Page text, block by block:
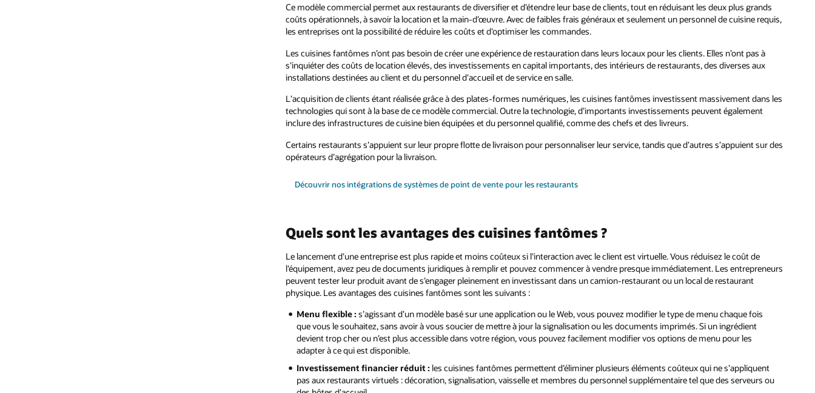
Ce modèle commercial permet aux restaurants de diversifier et d’étendre leur base de clients, tout en réduisant les deux plus grands
coûts opérationnels, à savoir la location et la main-d’œuvre. Avec de faibles frais généraux et seulement un personnel de cuisine requis,
les entreprises ont la possibilité de réduire les coûts et d’optimiser les commandes.
Les cuisines fantômes n’ont pas besoin de créer une expérience de restauration dans leurs locaux pour les clients. Elles n’ont pas à
s’inquiéter des coûts de location élevés, des investissements en capital importants, des intérieurs de restaurants, des diverses aux
installations destinées au client et du personnel d’accueil et de service en salle.
L’acquisition de clients étant réalisée grâce à des plates-formes numériques, les cuisines fantômes investissent massivement dans les
technologies qui sont à la base de ce modèle commercial. Outre la technologie, d’importants investissements peuvent également
inclure des infrastructures de cuisine bien équipées et du personnel qualifié, comme des chefs et des livreurs.
Certains restaurants s’appuient sur leur propre flotte de livraison pour personnaliser leur service, tandis que d’autres s’appuient sur des
opérateurs d’agrégation pour la livraison.
Découvrir nos intégrations de systèmes de point de vente pour les restaurants
Quels sont les avantages des cuisines fantômes ?
Le lancement d’une entreprise est plus rapide et moins coûteux si l’interaction avec le client est virtuelle. Vous réduisez le coût de
l’équipement, avez peu de documents juridiques à remplir et pouvez commencer à vendre presque immédiatement. Les entrepreneurs
peuvent tester leur produit avant de s’engager pleinement en investissant dans un camion-restaurant ou un local de restaurant
physique. Les avantages des cuisines fantômes sont les suivants :
Menu flexible : s’agissant d’un modèle basé sur une application ou le Web, vous pouvez modifier le type de menu chaque fois
que vous le souhaitez, sans avoir à vous soucier de mettre à jour la signalisation ou les documents imprimés. Si un ingrédient
devient trop cher ou n’est plus accessible dans votre région, vous pouvez facilement modifier vos options de menu pour les
adapter à ce qui est disponible.
Investissement financier réduit : les cuisines fantômes permettent d’éliminer plusieurs éléments coûteux qui ne s’appliquent
pas aux restaurants virtuels : décoration, signalisation, vaisselle et membres du personnel supplémentaire tel que des serveurs ou